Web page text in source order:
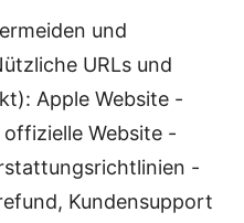
und
URLs und
Apple Website -
Website -
-
Kundensupport